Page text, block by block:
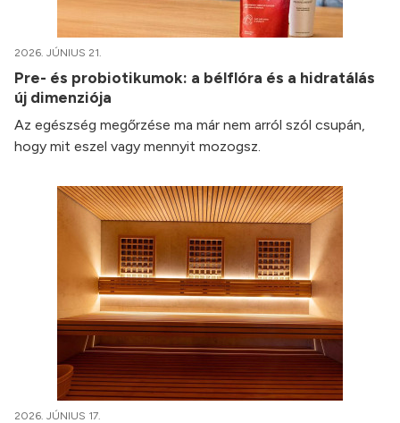
2026. JÚNIUS 21.
Pre- és probiotikumok: a bélflóra és a hidratálás
új dimenziója
Az egészség megőrzése ma már nem arról szól csupán,
hogy mit eszel vagy mennyit mozogsz.
2026. JÚNIUS 17.